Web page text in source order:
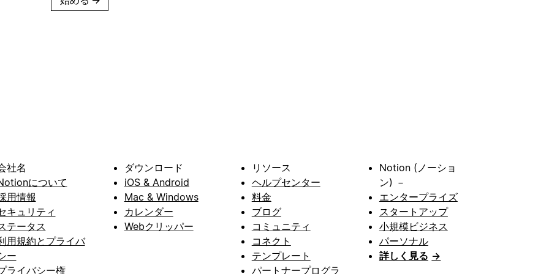
社名
について
用情報
キュリティ
テータス
用規約とプライバ
ー
ライバシー権
ダウンロード
iOS & Android
Mac & Windows
カレンダー
Webクリッパー
リソース
ヘルプセンター
料金
ブログ
コミュニティ
コネクト
テンプレート
パートナープログラ
Notion (ノーショ
ン) －
エンタープライズ
スタートアップ
小規模ビジネス
パーソナル
詳しく見る →